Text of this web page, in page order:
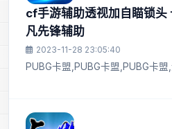
cf手游辅助透视加自瞄锁头
凡先锋辅助
2023-11-28 23:05:40
PUBG卡盟,PUBG卡盟,PUBG卡